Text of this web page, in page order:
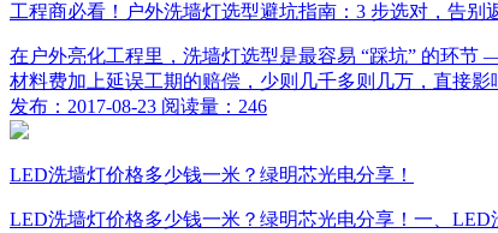
工程商必看！户外洗墙灯选型避坑指南：3 步选对，告别
在户外亮化工程里，洗墙灯选型是最容易 “踩坑” 的环
材料费加上延误工期的赔偿，少则几千多则几万，直接
发布：2017-08-23 阅读量：246
LED洗墙灯价格多少钱一米？绿明芯光电分享！
LED洗墙灯价格多少钱一米？绿明芯光电分享！一、